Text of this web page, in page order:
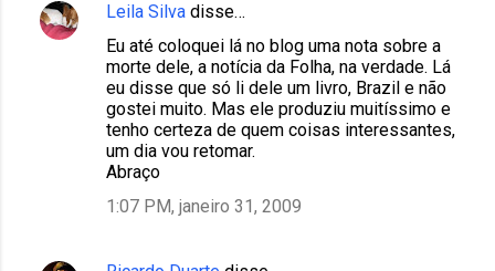
C
Leila Silva disse…
Eu até coloquei lá no blog uma nota sobre a
morte dele, a notícia da Folha, na verdade. Lá
eu disse que só li dele um livro, Brazil e não
gostei muito. Mas ele produziu muitíssimo e
tenho certeza de quem coisas interessantes,
um dia vou retomar.
Abraço
1:07 PM, janeiro 31, 2009